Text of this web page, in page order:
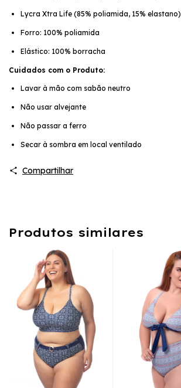
Lycra Xtra Life (85% poliamida, 15% elastano)
Forro: 100% poliamida
Elástico: 100% borracha
Cuidados com o Produto:
Lavar à mão com sabão neutro
Não usar alvejante
Não passar a ferro
Secar à sombra em local ventilado
Compartilhar
Produtos similares